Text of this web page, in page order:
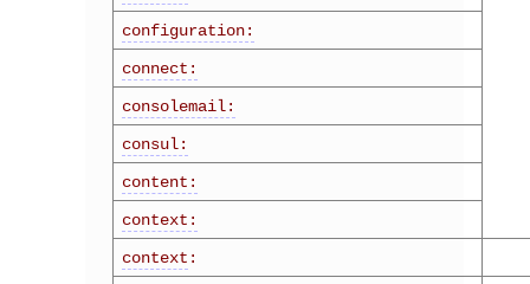
configuration:
connect:
consolemail:
consul:
content:
context:
context :